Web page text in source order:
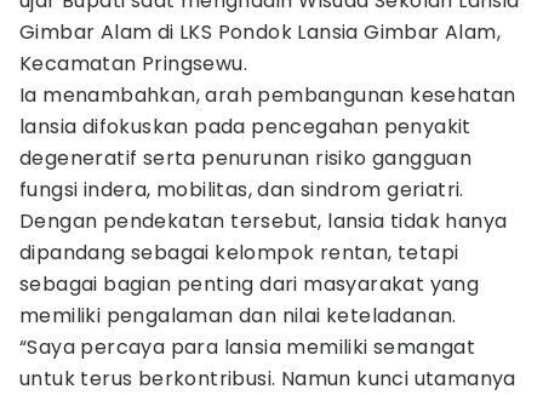
Gimbar Alam di LKS Pondok Lansia Gimbar Alam,
Kecamatan Pringsewu.
Ia menambahkan, arah pembangunan kesehatan
lansia difokuskan pada pencegahan penyakit
degeneratif serta penurunan risiko gangguan
fungsi indera, mobilitas, dan sindrom geriatri.
Dengan pendekatan tersebut, lansia tidak hanya
dipandang sebagai kelompok rentan, tetapi
sebagai bagian penting dari masyarakat yang
memiliki pengalaman dan nilai keteladanan.
“Saya percaya para lansia memiliki semangat
untuk terus berkontribusi. Namun kunci utamanya